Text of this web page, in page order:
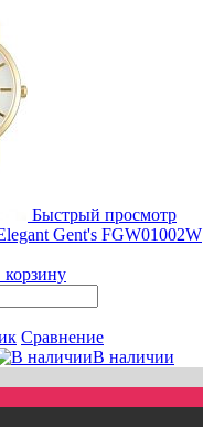
Быстрый просмотр
Gent's FGW01002W
Сравнение
В наличии